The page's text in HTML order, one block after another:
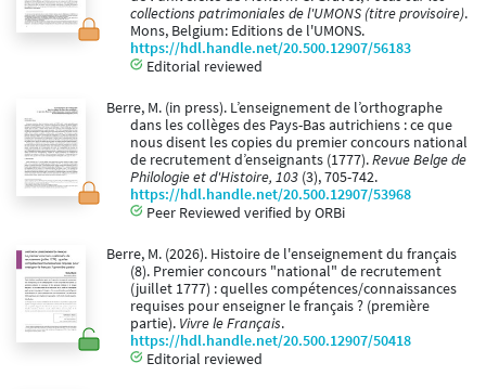
collections patrimoniales de l'UMONS (titre provisoire).
Mons, Belgium: Editions de l'UMONS.
https://hdl.handle.net/20.500.12907/56183
Editorial reviewed
Berre, M. (in press). L’enseignement de l’orthographe
dans les collèges des Pays-Bas autrichiens : ce que
nous disent les copies du premier concours national
de recrutement d’enseignants (1777).Revue Belge de
Philologie et d'Histoire, 103 (3), 705-742.
https://hdl.handle.net/20.500.12907/53968
Peer Reviewed verified by ORBi
Berre, M. (2026). Histoire de l'enseignement du français
(8). Premier concours "national" de recrutement
(juillet 1777) : quelles compétences/connaissances
requises pour enseigner le français ? (première
partie). Vivre le Français.
https://hdl.handle.net/20.500.12907/50418
Editorial reviewed